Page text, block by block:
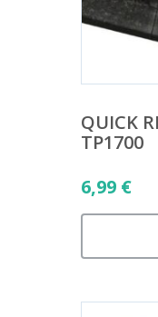
QUICK
TP1700
6,99 €